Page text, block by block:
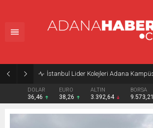
DOLAR
36,46
EURO
38,26
ALTIN
3.392,64
BORSA
9.573,21